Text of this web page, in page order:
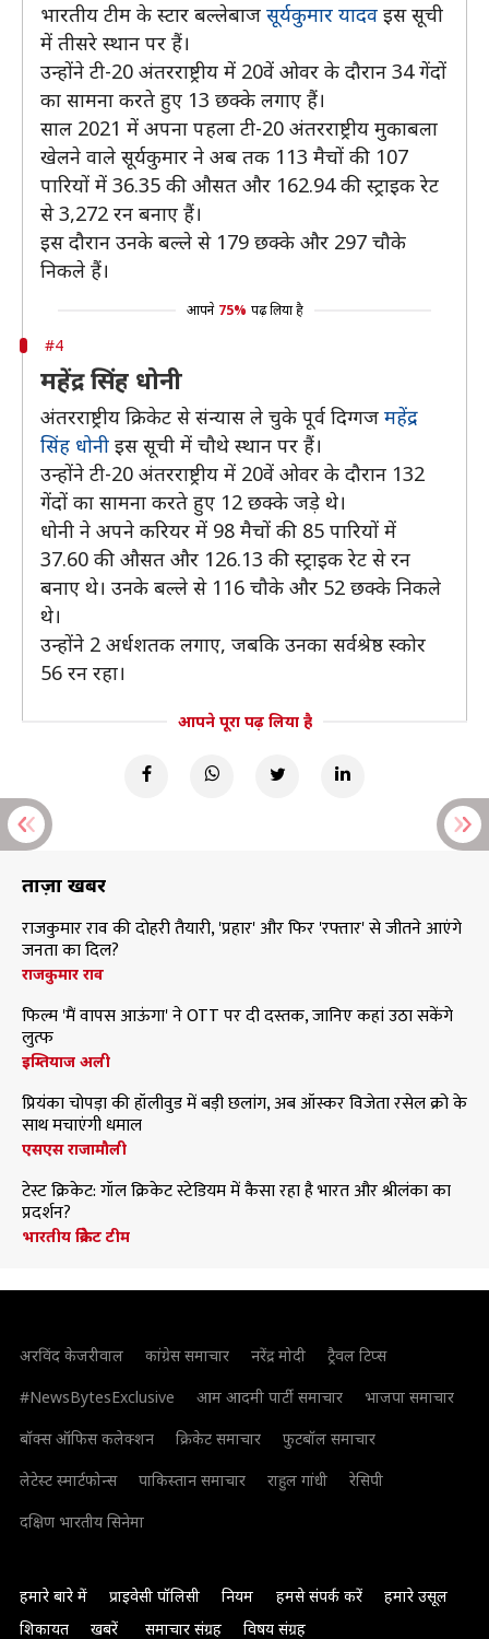
भारतीय टीम के स्टार बल्लेबाज सूर्यकुमार यादव इस सूची
में तीसरे स्थान पर हैं।
उन्होंने टी-20 अंतरराष्ट्रीय में 20वें ओवर के दौरान 34 गेंदों
का सामना करते हुए 13 छक्के लगाए हैं।
साल 2021 में अपना पहला टी-20 अंतरराष्ट्रीय मुकाबला
खेलने वाले सूर्यकुमार ने अब तक 113 मैचों की 107
पारियों में 36.35 की औसत और 162.94 की स्ट्राइक रेट
से 3,272 रन बनाए हैं।
इस दौरान उनके बल्ले से 179 छक्के और 297 चौके
निकले हैं।
आपने 75% पढ़ लिया है
#4
महेंद्र सिंह धोनी
अंतरराष्ट्रीय क्रिकेट से संन्यास ले चुके पूर्व दिग्गज महेंद्र
सिंह धोनी इस सूची में चौथे स्थान पर हैं।
उन्होंने टी-20 अंतरराष्ट्रीय में 20वें ओवर के दौरान 132
गेंदों का सामना करते हुए 12 छक्के जड़े थे।
धोनी ने अपने करियर में 98 मैचों की 85 पारियों में
37.60 की औसत और 126.13 की स्ट्राइक रेट से रन
बनाए थे। उनके बल्ले से 116 चौके और 52 छक्के निकले
थे।
उन्होंने 2 अर्धशतक लगाए, जबकि उनका सर्वश्रेष्ठ स्कोर
56 रन रहा।
आपने पूरा पढ़ लिया है
ताज़ा खबरें
राजकुमार राव की दोहरी तैयारी, 'प्रहार' और फिर 'रफ्तार' से जीतने आएंगे
जनता का दिल?
राजकुमार राव
फिल्म 'मैं वापस आऊंगा' ने OTT पर दी दस्तक, जानिए कहां उठा सकेंगे
लुत्फ
इम्तियाज अली
प्रियंका चोपड़ा की हॉलीवुड में बड़ी छलांग, अब ऑस्कर विजेता रसेल क्रो के
साथ मचाएंगी धमाल
एसएस राजामौली
टेस्ट क्रिकेट: गॉल क्रिकेट स्टेडियम में कैसा रहा है भारत और श्रीलंका का
प्रदर्शन?
भारतीय क्रिकेट टीम
अरविंद केजरीवाल कांग्रेस समाचार नरेंद्र मोदी
ट्रैवल टिप्स
#NewsBytesExclusive
आम आदमी पार्टी समाचार
भाजपा समाचार
बॉक्स ऑफिस कलेक्शन
क्रिकेट समाचार
फुटबॉल समाचार
लेटेस्ट स्मार्टफोन्स
पाकिस्तान समाचार राहुल गांधी
रेसिपी
दक्षिण भारतीय सिनेमा
हमारे बारे में प्राइवेसी पॉलिसी नियम हमसे संपर्क करें
हमारे उसूल
शिकायत
खबरें समाचार संग्रह विषय संग्रह